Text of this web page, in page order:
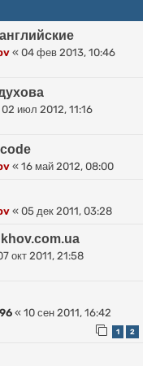
« 04 фев 2013, 10:46
02 июл 2012, 11:16
« 16 май 2012, 08:00
« 05 дек 2011, 03:28
окт 2011, 21:58
« 10 сен 2011, 16:42
1 2